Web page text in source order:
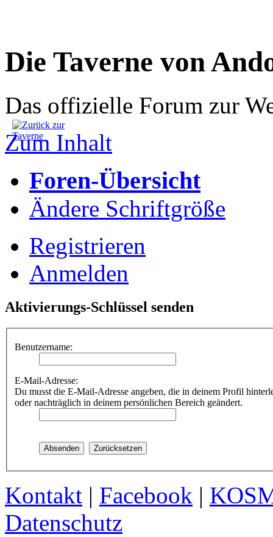
Die Taverne von
Das offizielle Forum zur
Zum Inhalt
Foren-Übersicht
Ändere Schriftgröße
Registrieren
Anmelden
Aktivierungs-Schlüssel senden
Benutzername:
E-Mail-Adresse:
Du musst die E-Mail-Adresse angeben, die in deinem Profil
oder nachträglich in deinem persönlichen Bereich geändert.
Kontakt | Facebook |
Datenschutz